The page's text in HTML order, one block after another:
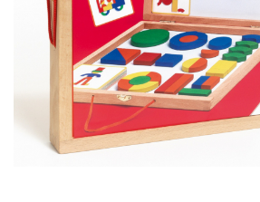
Alfabet si matematica
Jocuri de memorie si inteligenta
Seria Lectia de sanatate
Editura Litera
Editura Galaxia Copiilor
Colectia PIXI
Pisicile Războinice
Colectia Pia Papadia